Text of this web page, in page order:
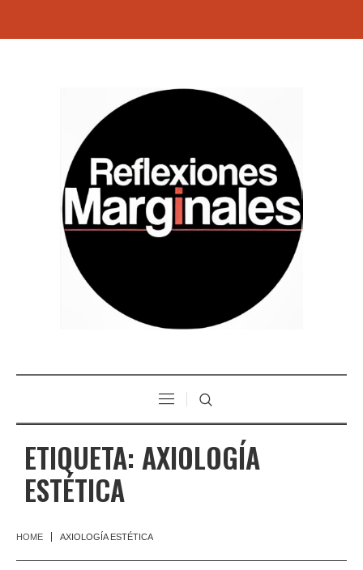
ETIQUETA: AXIOLOGÍA
ESTÉTICA
HOME AXIOLOGÍA ESTÉTICA